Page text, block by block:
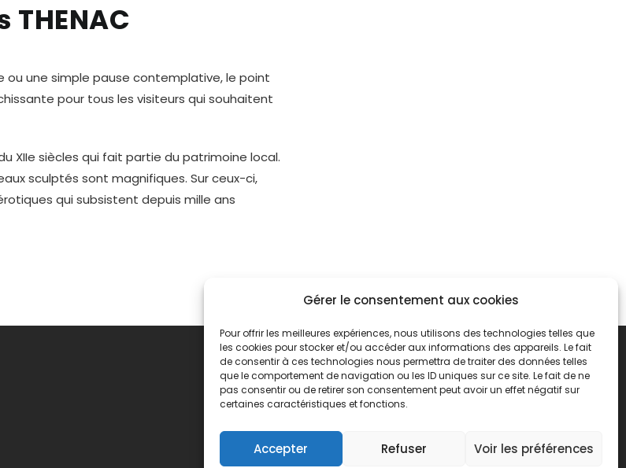
Gérer le consentement aux cookies
Pour offrir les meilleures expériences, nous utilisons des technologies telles que
les cookies pour stocker et/ou accéder aux informations des appareils. Le fait
de consentir à ces technologies nous permettra de traiter des données telles
que le comportement de navigation ou les ID uniques sur ce site. Le fait de ne
pas consentir ou de retirer son consentement peut avoir un effet négatif sur
certaines caractéristiques et fonctions.
Accepter Refuser Voir les préférences
ou une simple pause contemplative, le point
pour tous les visiteurs qui souhaitent
XIIe siècles qui fait partie du patrimoine local.
sculptés sont magnifiques. Sur ceux-ci,
qui subsistent depuis mille ans